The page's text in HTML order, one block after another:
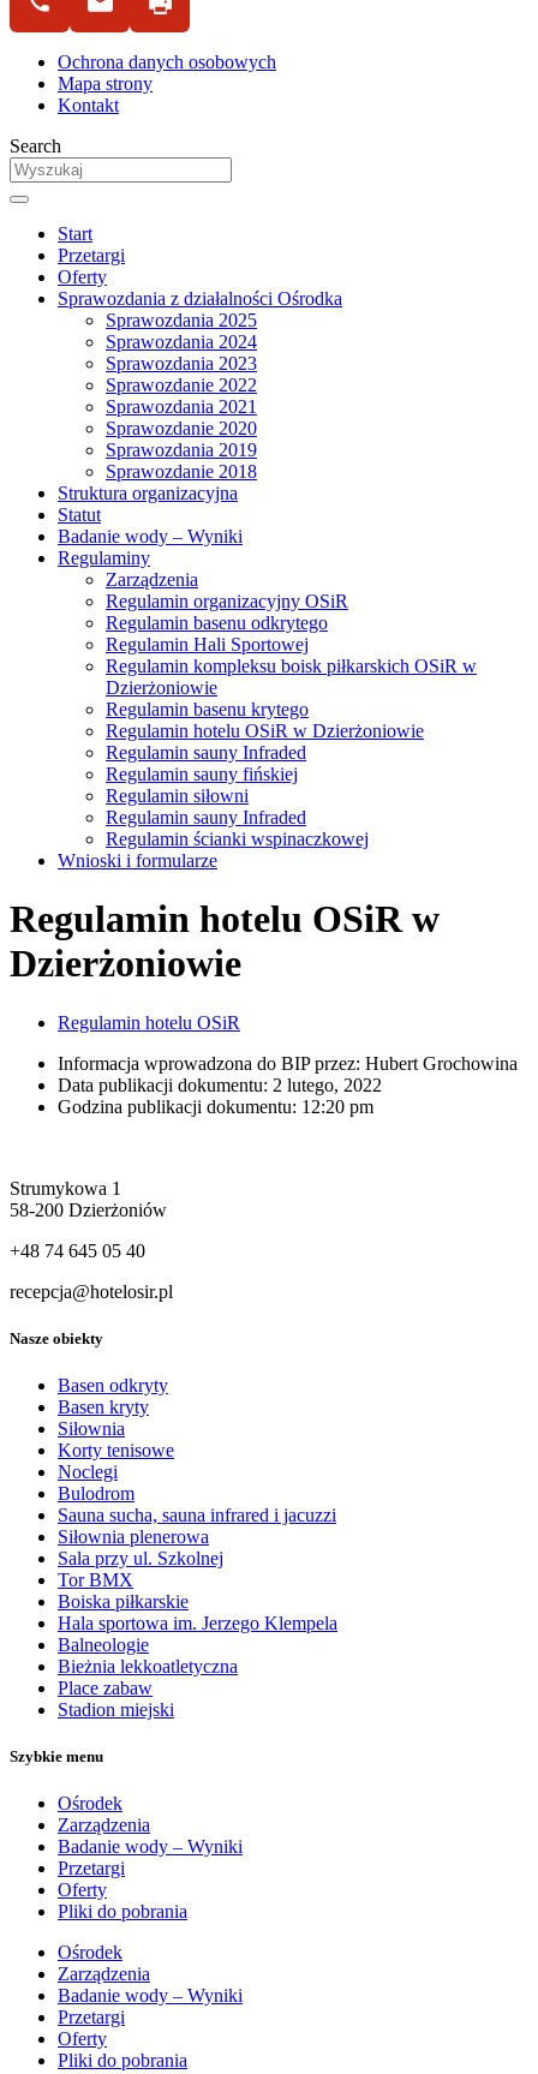
Ochrona danych osobowych
Mapa strony
Kontakt
Search
Start
Przetargi
Oferty
Sprawozdania z działalności Ośrodka
Sprawozdania 2025
Sprawozdania 2024
Sprawozdania 2023
Sprawozdanie 2022
Sprawozdania 2021
Sprawozdanie 2020
Sprawozdania 2019
Sprawozdanie 2018
Struktura organizacyjna
Statut
Badanie wody – Wyniki
Regulaminy
Zarządzenia
Regulamin organizacyjny OSiR
Regulamin basenu odkrytego
Regulamin Hali Sportowej
Regulamin kompleksu boisk piłkarskich OSiR w
Dzierżoniowie
Regulamin basenu krytego
Regulamin hotelu OSiR w Dzierżoniowie
Regulamin sauny Infraded
Regulamin sauny fińskiej
Regulamin siłowni
Regulamin sauny Infraded
Regulamin ścianki wspinaczkowej
Wnioski i formularze
Regulamin hotelu OSiR w
Dzierżoniowie
Regulamin hotelu OSiR
Informacja wprowadzona do BIP przez: Hubert Grochowina
Data publikacji dokumentu: 2 lutego, 2022
Godzina publikacji dokumentu: 12:20 pm
Strumykowa 1
58-200 Dzierżoniów
+48 74 645 05 40
recepcja@hotelosir.pl
Nasze obiekty
Basen odkryty
Basen kryty
Siłownia
Korty tenisowe
Noclegi
Bulodrom
Sauna sucha, sauna infrared i jacuzzi
Siłownia plenerowa
Sala przy ul. Szkolnej
Tor BMX
Boiska piłkarskie
Hala sportowa im. Jerzego Klempela
Balneologie
Bieżnia lekkoatletyczna
Place zabaw
Stadion miejski
Szybkie menu
Ośrodek
Zarządzenia
Badanie wody – Wyniki
Przetargi
Oferty
Pliki do pobrania
Ośrodek
Zarządzenia
Badanie wody – Wyniki
Przetargi
Oferty
Pliki do pobrania